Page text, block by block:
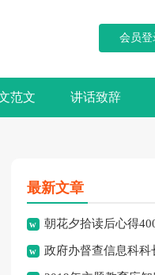
会员登
范文 讲话致辞
最新文章
朝花夕拾读后心得
政府办督查信息科科